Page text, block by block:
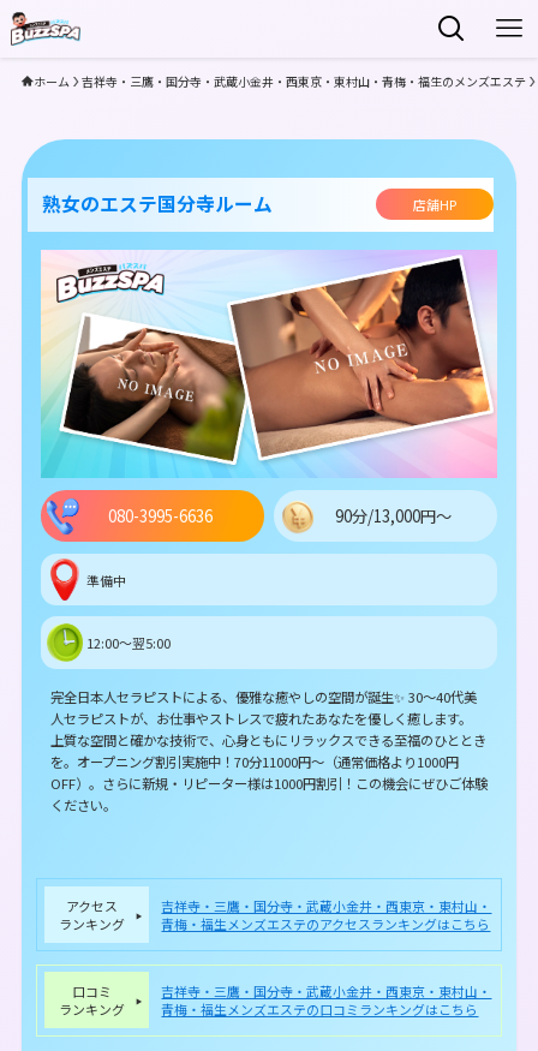
ホーム 吉祥寺・三鷹・国分寺・武蔵小金井・西東京・東村山・青梅・福生のメンズエステ
熟女のエステ国分寺ルーム 店舗HP
080-3995-6636 90分/13,000円～
準備中
12:00～翌5:00
完全日本人セラピストによる、優雅な癒やしの空間が誕生✨ 30～40代美
人セラピストが、お仕事やストレスで疲れたあなたを優しく癒します。
上質な空間と確かな技術で、心身ともにリラックスできる至福のひととき
を。オープニング割引実施中！70分11000円～（通常価格より1000円
OFF）。さらに新規・リピーター様は1000円割引！この機会にぜひご体験
ください。
アクセス
ランキング
吉祥寺・三鷹・国分寺・武蔵小金井・西東京・東村山・
青梅・福生メンズエステのアクセスランキングはこちら
口コミ
ランキング
吉祥寺・三鷹・国分寺・武蔵小金井・西東京・東村山・
青梅・福生メンズエステの口コミランキングはこちら